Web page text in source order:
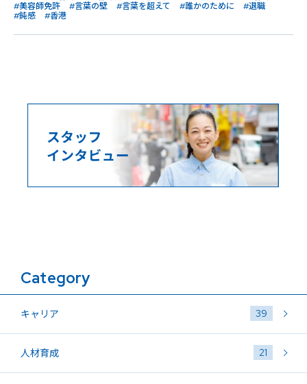
#美容師免許
#言葉の壁 #言葉を超えて #誰かのために
#退職
#鈍感
#香港
Category
キャリア 39
人材育成 21